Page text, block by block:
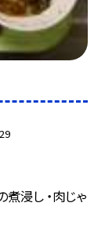
煮浸し ・肉じゃ